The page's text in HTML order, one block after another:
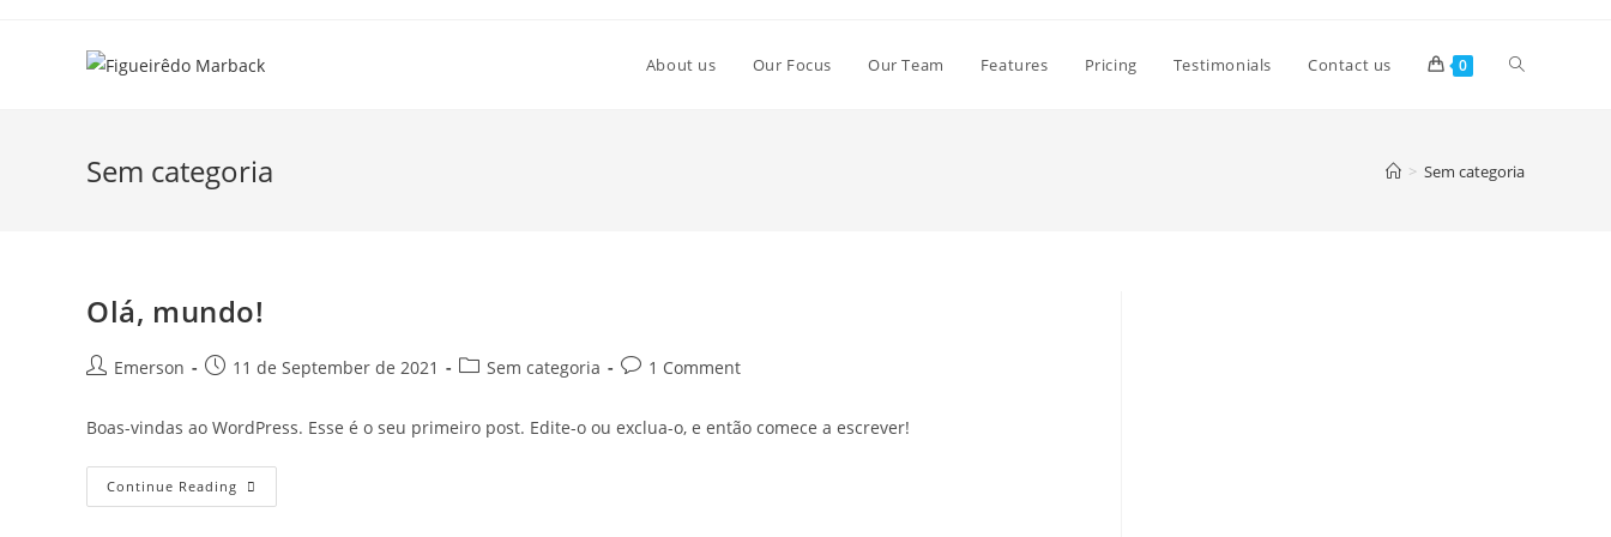
About us Our Focus Our Team Features Pricing Testimonials Contact us 0
Sem categoria > Sem categoria
Olá, mundo!
PostEmerson
Post11 de September de 2021
PostSem categoria
Post1 Comment
Boas-vindas ao WordPress. Esse é o seu primeiro post. Edite-o ou exclua-o, e então comece a escrever!
Continue Reading Olá,
Mundo!